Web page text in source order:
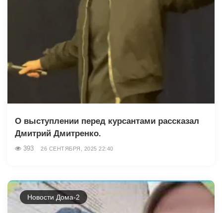
О выступлении перед курсантами рассказал
Дмитрий Дмитренко.
393 26 СЕНТЯБРЯ, 2025 22:40
Новости Дома-2